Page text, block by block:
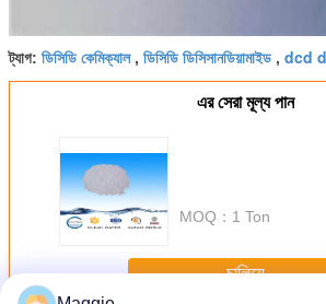
ট্যাগ: ডিসিডি কেমিক্যাল, ডিসিডি ডিসিসানডিয়ামাইড , dcd
এর সেরা মূল্য পান
MOQ： 1 Ton
চালিয়ে